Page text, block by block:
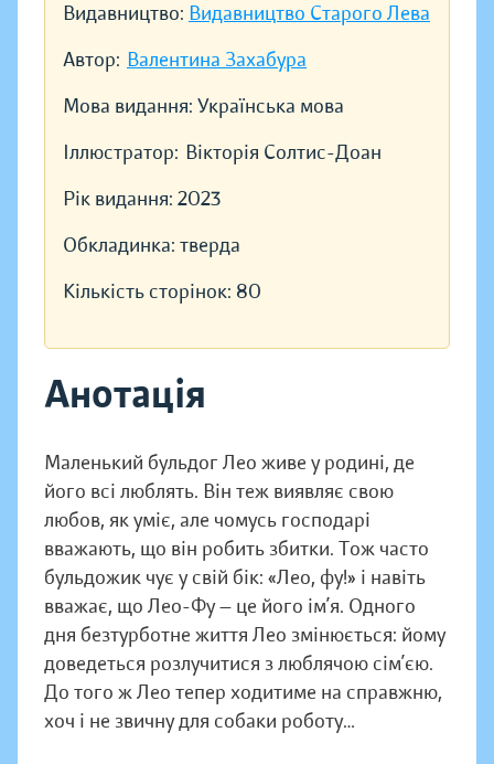
Видавництво: Видавництво Старого Лева
Автор: Валентина Захабура
Мова видання: Українська мова
Іллюстратор: Вікторія Солтис-Доан
Рік видання: 2023
Обкладинка: тверда
Кількість сторінок: 80
Анотація
Маленький бульдог Лео живе у родині, де
його всі люблять. Він теж виявляє свою
любов, як уміє, але чомусь господарі
вважають, що він робить збитки. Тож часто
бульдожик чує у свій бік: «Лео, фу!» і навіть
вважає, що Лео-Фу — це його ім’я. Одного
дня безтурботне життя Лео змінюється: йому
доведеться розлучитися з люблячою сім’єю.
До того ж Лео тепер ходитиме на справжню,
хоч і не звичну для собаки роботу…